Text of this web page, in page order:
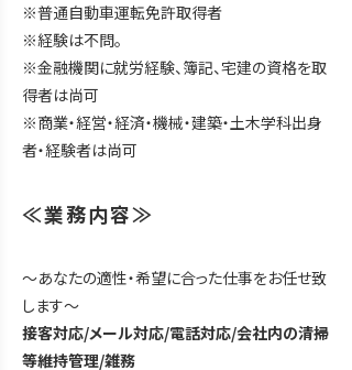
※普通自動車運転免許取得者
※経験は不問。
※金融機関に就労経験、簿記、宅建の資格を取
得者は尚可
※商業・経営・経済・機械・建築・土木学科出身
者・経験者は尚可
≪業務内容≫
～あなたの適性・希望に合った仕事をお任せ致
します～
接客対応/メール対応/電話対応/会社内の清掃
等維持管理/雑務